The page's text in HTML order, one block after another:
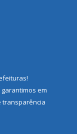
!
em
transparência